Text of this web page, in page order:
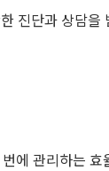
진단과 상담
에 관리하는